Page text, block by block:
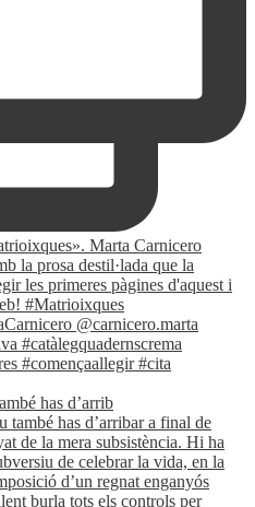
has d’arrib